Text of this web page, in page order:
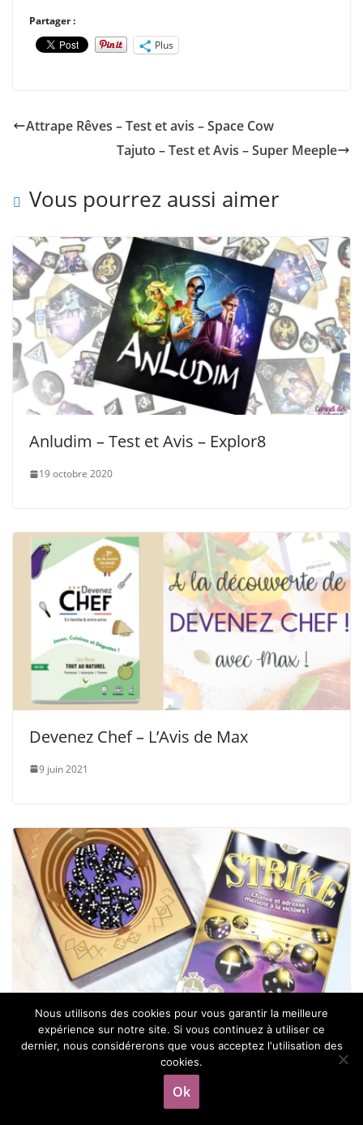
Partager :
Plus
Attrape Rêves – Test et avis – Space Cow
Tajuto – Test et Avis – Super Meeple
Vous pourrez aussi aimer
Anludim – Test et Avis – Explor8
19 octobre 2020
Devenez Chef – L’Avis de Max
9 juin 2021
[J2S] Strike – Ravensburger
Nous utilisons des cookies pour vous garantir la meilleure
expérience sur notre site. Si vous continuez à utiliser ce
dernier, nous considérerons que vous acceptez l'utilisation des
cookies.
Ok